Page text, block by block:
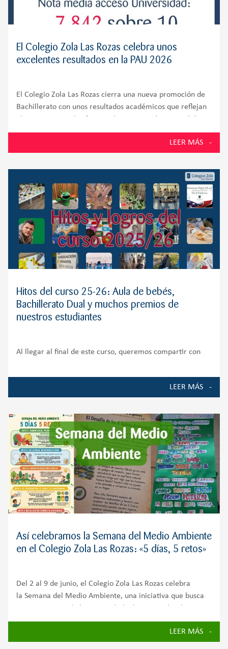
El Colegio Zola Las Rozas celebra unos
excelentes resultados en la PAU 2026
El Colegio Zola Las Rozas cierra una nueva promoción de
Bachillerato con unos resultados académicos que reflejan
sus alumnos. El 100% de los estudiantes presentados a la
LEER MÁS
Hitos del curso 25-26: Aula de bebés,
Bachillerato Dual y muchos premios de
nuestros estudiantes
Al llegar al final de este curso, queremos compartir con
momentos, proyectos y logros que han marcado la vida del
Colegio durante el curso 2025-2026. Ha sido un año de
LEER MÁS
Así celebramos la Semana del Medio Ambiente
en el Colegio Zola Las Rozas: «5 días, 5 retos»
Del 2 al 9 de junio, el Colegio Zola Las Rozas celebra
la Semana del Medio Ambiente, una iniciativa que busca
importancia de cuidar nuestro planeta y avanzar hacia un
LEER MÁS